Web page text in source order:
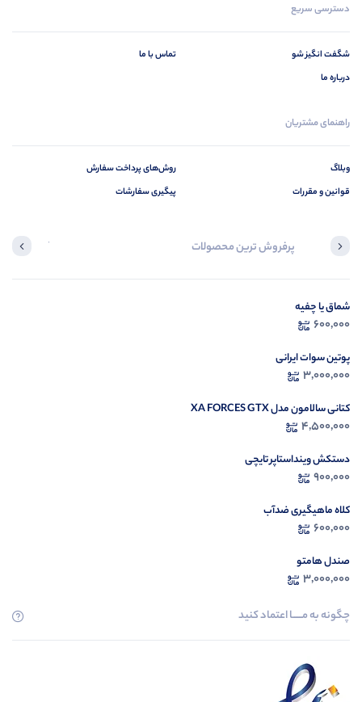
دسترسی سریع
شگفت انگیز شو
درباره ما
تماس با ما
راهنمای مشتریان
وبلاگ
قوانین و مقررات
روش‌های پرداخت سفارش
پیگیری سفارشات
پرفروش ترین محصولات آخرین
شماق یا چفیه
600,000
پوتین سوات ایرانی
3,000,000
کتانی سالامون مدل XA FORCES GTX
4,500,000
دستکش وینداستاپر تایچی
900,000
کلاه ماهیگیری ضدآب
600,000
صندل هامتو
3,000,000
چگونه به مــــــا اعتماد کنید